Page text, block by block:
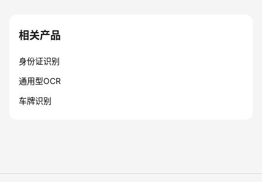
相关产品
身份证识别
通用型OCR
车牌识别